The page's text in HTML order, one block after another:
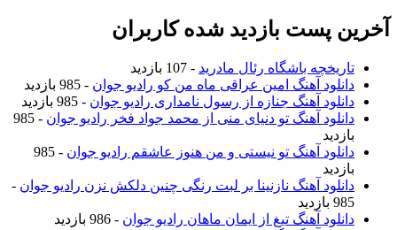
آخرین پست بازدید شده کاربران
تاریخچه باشگاه رئال مادرید - 107 بازدید
دانلود آهنگ امین عراقی ماه من کو رادیو جوان - 985 بازدید
دانلود آهنگ جنازه از رسول نامداری رادیو جوان - 985 بازدید
دانلود آهنگ تو دنیای منی از محمد جواد فخر رادیو جوان
- 985
بازدید
دانلود آهنگ تو نیستی و من هنوز عاشقم رادیو جوان
- 985
بازدید
دانلود آهنگ نازنینا بر لبت رنگی چنین دلکش نزن رادیو جوان -
985 بازدید
دانلود آهنگ تیغ از ایمان ماهان رادیو جوان - 986 بازدید